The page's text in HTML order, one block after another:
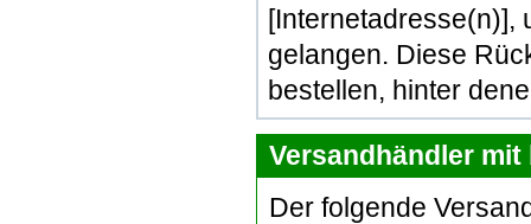
[Internetadresse(n)],
gelangen. Diese
bestellen, hinter
Versandhändler
Der folgende